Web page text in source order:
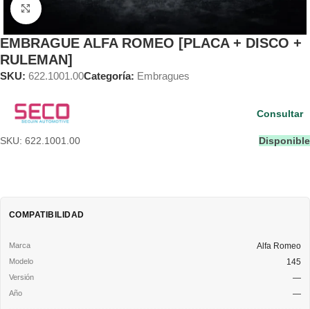
Clic para ampliar
EMBRAGUE ALFA ROMEO [PLACA + DISCO +
RULEMAN]
SKU: 622.1001.00Categoría: Embragues
SKU: 622.1001.00 Disponible
Consultar
COMPATIBILIDAD
Alfa Romeo
145
—
—